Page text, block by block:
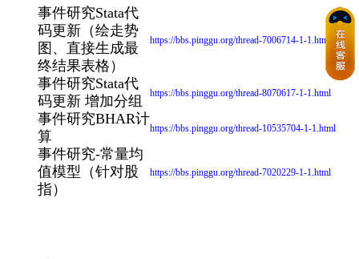
事件研究Stata代
码更新（绘走势
图、直接生成最
终结果表格）
https://bbs.pinggu.org/thread-7006714-1-1.html
事件研究Stata代
码更新 增加分组
https://bbs.pinggu.org/thread-8070617-1-1.html
事件研究BHAR计
算
https://bbs.pinggu.org/thread-10535704-1-1.html
事件研究-常量均
值模型（针对股
指）
https://bbs.pinggu.org/thread-7020229-1-1.html